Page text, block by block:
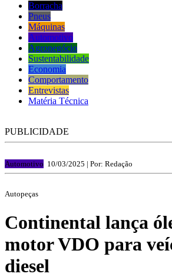
Borracha
Pneus
Máquinas
Automotivo
Agronegócio
Sustentabilidade
Economia
Comportamento
Entrevistas
Matéria Técnica
PUBLICIDADE
Automotivo 10/03/2025 | Por: Redação
Autopeças
Continental lança
motor VDO para
diesel